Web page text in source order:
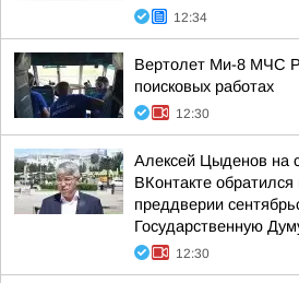
12:34
Вертолет Ми-8 МЧС
поисковых работах
12:30
Алексей Цыденов на
ВКонтакте
преддверии
Государственную
12:30